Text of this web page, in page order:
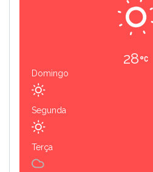
28
Domingo
Segunda
Terça